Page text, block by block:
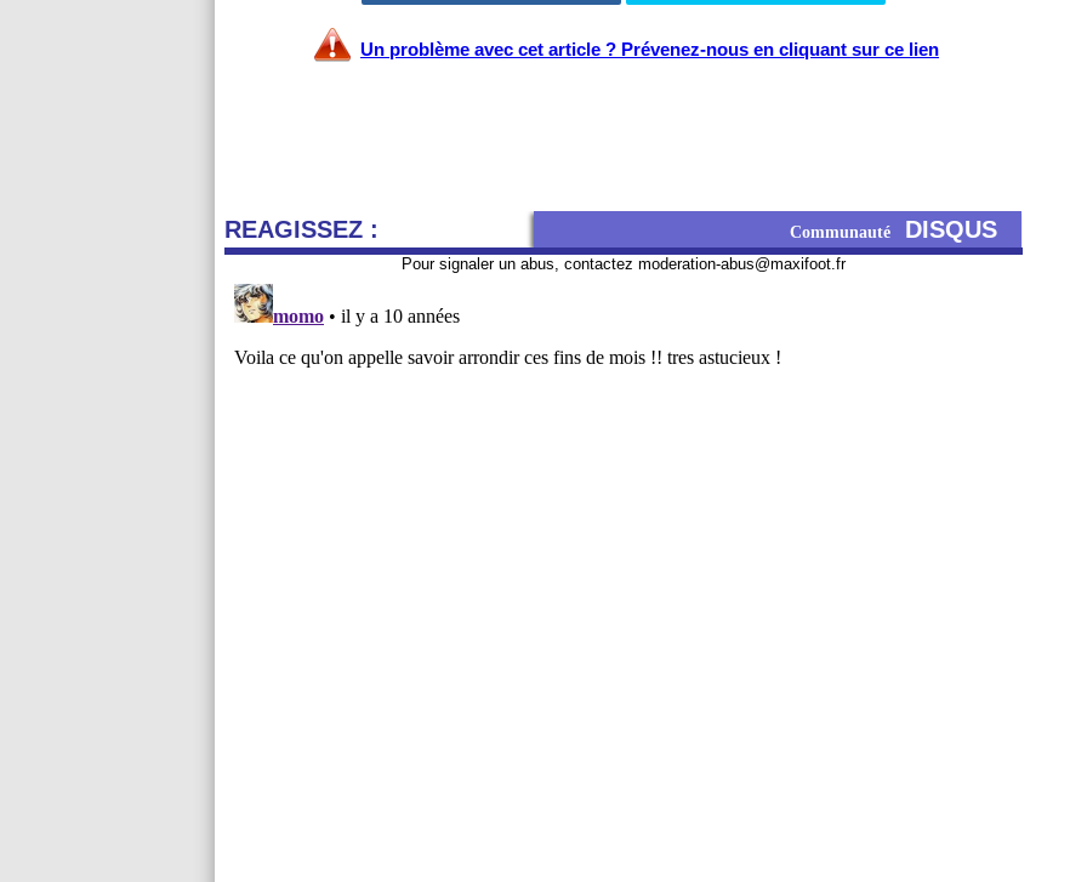
Un problème avec cet article ? Prévenez-nous en cliquant sur ce lien
REAGISSEZ : Communauté DISQUS
Pour signaler un abus, contactez moderation-abus@maxifoot.fr